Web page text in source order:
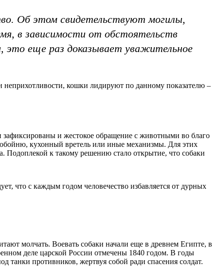
Об этом свидетельствуют могилы,
в зависимости от обстоятельств
еще раз доказывает уважительное
неприхотливости, кошки лидируют по данному показателю –
зафиксированы и жестокое обращение с животными во благо
кухонный вретель или иные механизмы. Для этих
Подоплекой к такому решению стало открытие, что собаки
что с каждым годом человечество избавляется от дурных
молчать. Воевать собаки начали еще в древнем Египте, в
деле царской России отмечены 1840 годом. В годы
танки противников, жертвуя собой ради спасения солдат.